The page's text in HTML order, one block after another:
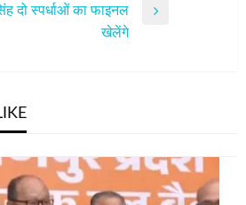
दो स्‍पर्धाओं का फाइनल
खेलेंगे